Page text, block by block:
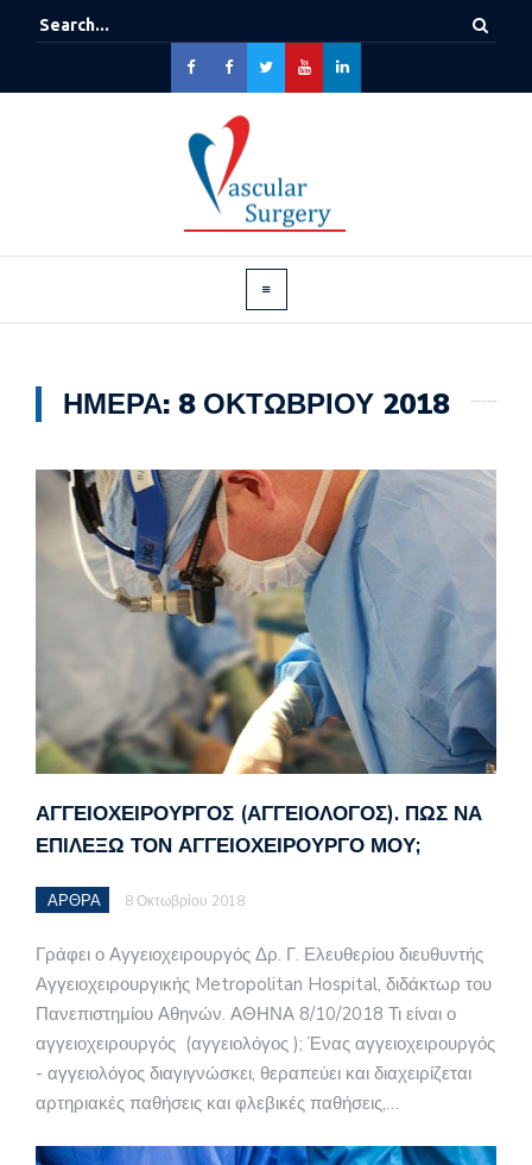
ΗΜΈΡΑ: 8 ΟΚΤΩΒΡΊΟΥ 2018
ΑΓΓΕΙΟΧΕΙΡΟΥΡΓΌΣ (ΑΓΓΕΙΟΛΌΓΟΣ). ΠΩΣ ΝΑ
ΕΠΙΛΈΞΩ ΤΟΝ ΑΓΓΕΙΟΧΕΙΡΟΥΡΓΌ ΜΟΥ;
ΑΡΘΡΑ 8 Οκτωβρίου 2018
Γράφει ο Αγγειοχειρουργός Δρ. Γ. Ελευθερίου διευθυντής
Αγγειοχειρουργικής Metropolitan Hospital, διδάκτωρ του
Πανεπιστημίου Αθηνών. ΑΘΗΝΑ 8/10/2018 Τι είναι ο
αγγειοχειρουργός (αγγειολόγος ); Ένας αγγειοχειρουργός
- αγγειολόγος διαγιγνώσκει, θεραπεύει και διαχειρίζεται
αρτηριακές παθήσεις και φλεβικές παθήσεις,…